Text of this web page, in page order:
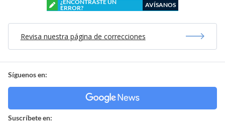
¿ENCONTRASTE UN
ERROR?
AVÍSANOS
Revisa nuestra página de correcciones
Síguenos en:
Suscríbete en: